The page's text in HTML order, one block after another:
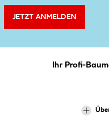
JETZT ANMELDEN
Ihr Profi-